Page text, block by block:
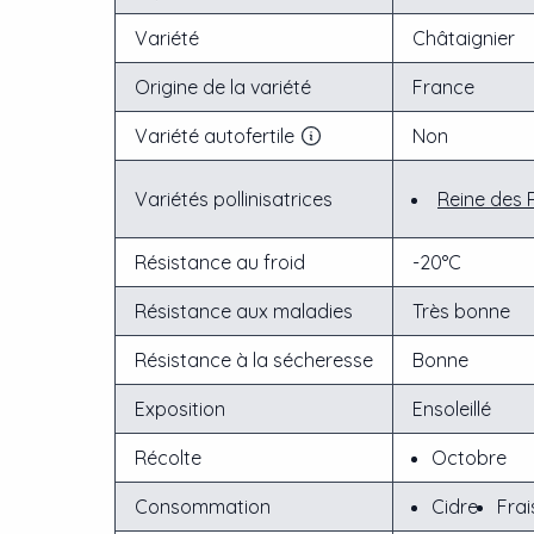
Variété Châtaignier
Origine de la variété France
Variété autofertile Non
Variétés pollinisatrices Reine des
Résistance au froid -20°C
Résistance aux maladies Très bonne
Résistance à la sécheresse Bonne
Exposition Ensoleillé
Récolte Octobre
Consommation Cidre